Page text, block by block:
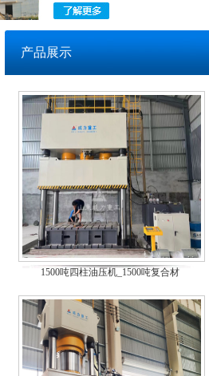
产品展示
1500吨四柱油压机_1500吨复合材